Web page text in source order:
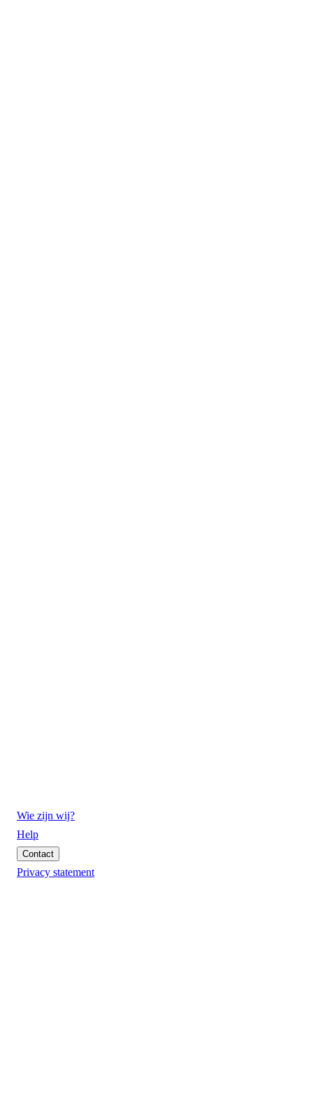
Wie zijn wij?
Help
Contact
Privacy statement